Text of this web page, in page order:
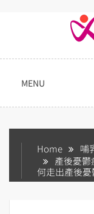
MENU
Home
哺
產後憂鬱
何走出產後憂